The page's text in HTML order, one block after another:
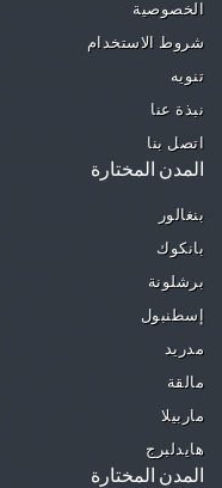
الخصوصية
شروط الاستخدام
تنويه
نبذة عنا
اتصل بنا
المدن المختارة
بنغالور
بانكوك
برشلونة
إسطنبول
مدريد
مالقة
ماربيلا
هايدلبرج
المدن المختارة